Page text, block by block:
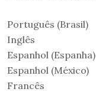
Português (Brasil)
Inglês
Espanhol (Espanha)
Espanhol (México)
Francês